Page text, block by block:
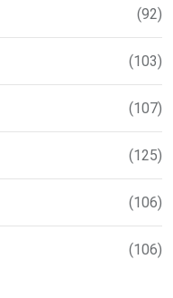
(92)
(103)
(107)
(125)
(106)
(106)